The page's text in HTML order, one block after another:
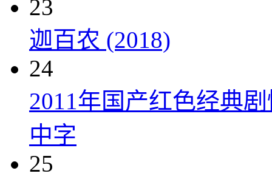
23
迦百农 (2018)
24
2011年国产红色经典
中字
25